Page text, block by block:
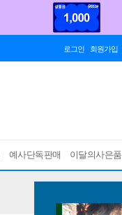
로그인 회원가입
예사단독판매 이달의사은품